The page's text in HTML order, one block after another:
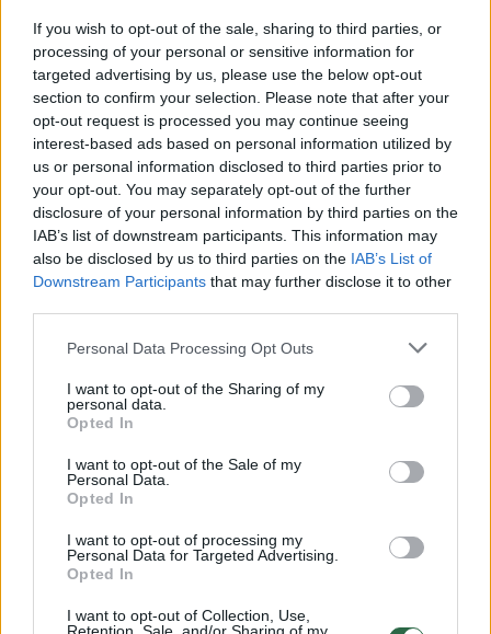
If you wish to opt-out of the sale, sharing to third parties, or
processing of your personal or sensitive information for
targeted advertising by us, please use the below opt-out
section to confirm your selection. Please note that after your
opt-out request is processed you may continue seeing
interest-based ads based on personal information utilized by
us or personal information disclosed to third parties prior to
your opt-out. You may separately opt-out of the further
disclosure of your personal information by third parties on the
IAB’s list of downstream participants. This information may
also be disclosed by us to third parties on the IAB’s List of
Downstream Participants that may further disclose it to other
Personal Data Processing Opt Outs
I want to opt-out of the Sharing of my
personal data.
Opted In
I want to opt-out of the Sale of my
Personal Data.
Opted In
I want to opt-out of processing my
Personal Data for Targeted Advertising.
Opted In
I want to opt-out of Collection, Use,
Vilniuje: atskleidė populiariausią paruošimo būdą
Žinios | Lietuvos diena
Visi įrašai
Žiūrimiausi įrašai
Pateikė daugiau detalių apie iš tėvų paimtus šešis
vaikus: jiems kilusi grėsmė
vaiko gyvybių išgelbėti nepavyko
Nufilmavo, kaip patvino Vilniaus Vakarinis aplinkkelis:
vaizdas pribloškia